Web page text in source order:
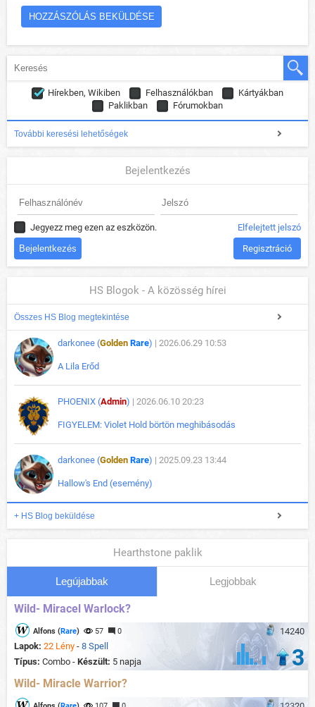
Hírekben, Wikiben Felhasználókban
Kártyákban
Paklikban
Fórumokban
További keresési lehetőségek
Bejelentkezés
Jegyezz meg ezen az eszközön. Elfelejtett jelszó
Regisztráció
HS Blogok - A közösség hírei
Összes HS Blog megtekintése
darkonee (Golden Rare) | 2026.06.29 10:53
A Lila Erőd
PHOENIX (Admin) | 2026.06.10 20:23
FIGYELEM: Violet Hold börtön meghibásodás
darkonee (Golden Rare) | 2025.09.23 13:44
Hallow's End (esemény)
+ HS Blog beküldése
Hearthstone paklik
Legújabbak Legjobbak
Wild- Miracel Warlock?
14240
Alfons (Rare) 57 0
Lapok: 22 Lény - 8 Spell
Típus: Combo - Készült: 5 napja 3
Wild- Miracle Warrior?